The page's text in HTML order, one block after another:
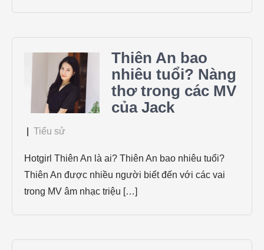
Thiên An bao
nhiêu tuổi? Nàng
thơ trong các MV
của Jack
Tiểu sử
Hotgirl Thiên An là ai? Thiên An bao nhiêu tuổi?
Thiên An được nhiều người biết đến với các vai
trong MV âm nhạc triệu […]